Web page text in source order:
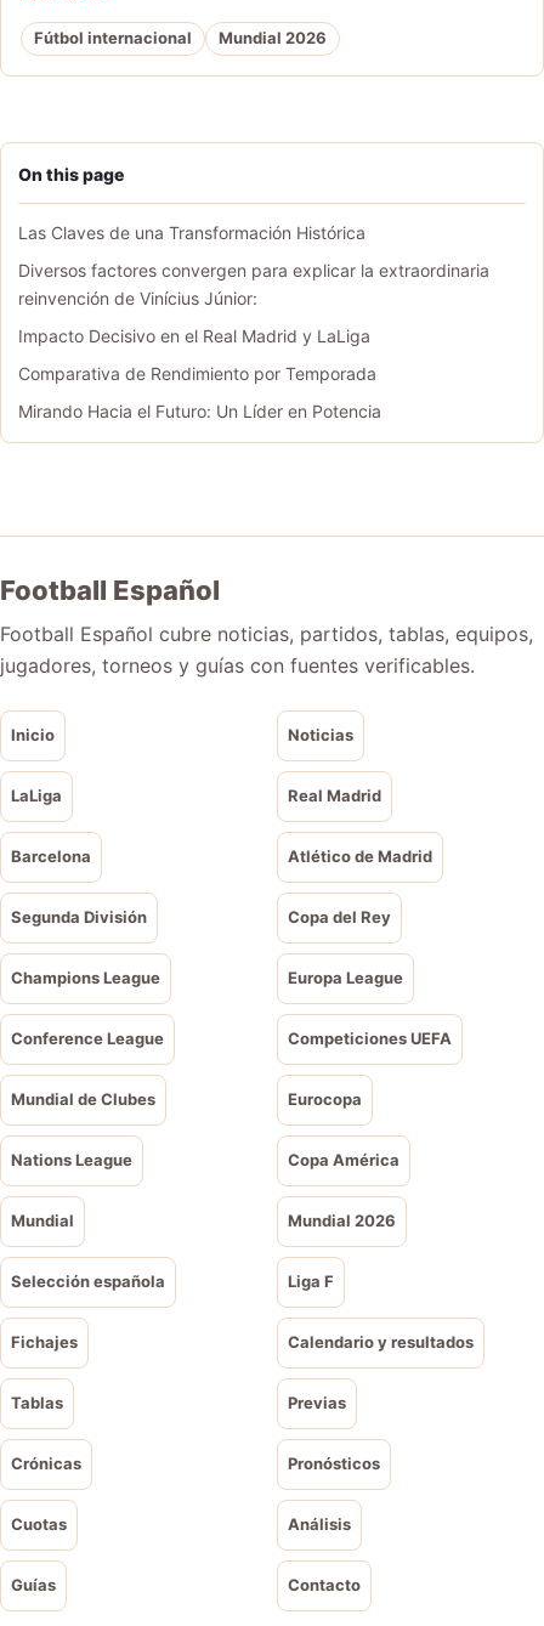
On this page
Las Claves de una Transformación Histórica
Diversos factores convergen para explicar la extraordinaria
reinvención de Vinícius Júnior:
Impacto Decisivo en el Real Madrid y LaLiga
Comparativa de Rendimiento por Temporada
Mirando Hacia el Futuro: Un Líder en Potencia
Fútbol internacional Mundial 2026
Football Español
Football Español cubre noticias, partidos, tablas, equipos,
jugadores, torneos y guías con fuentes verificables.
Inicio Noticias
LaLiga Real Madrid
Barcelona Atlético de Madrid
Segunda División Copa del Rey
Champions League Europa League
Conference League Competiciones UEFA
Mundial de Clubes Eurocopa
Nations League Copa América
Mundial Mundial 2026
Selección española Liga F
Fichajes Calendario y resultados
Tablas Previas
Crónicas Pronósticos
Cuotas Análisis
Guías Contacto